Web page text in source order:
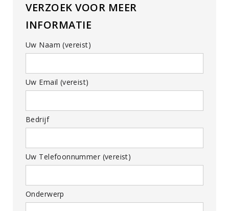
VERZOEK VOOR MEER
INFORMATIE
Uw Naam (vereist)
Uw Email (vereist)
Bedrijf
Uw Telefoonnummer (vereist)
Onderwerp